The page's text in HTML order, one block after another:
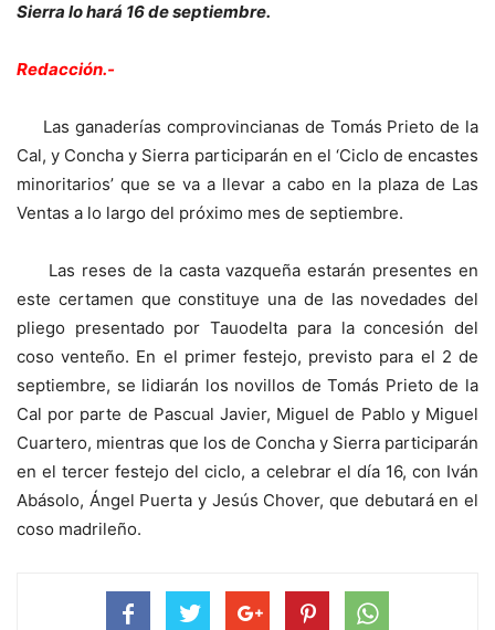
Sierra lo hará 16 de septiembre.
Redacción.-
Las ganaderías comprovincianas de Tomás Prieto de la
Cal, y Concha y Sierra participarán en el ‘Ciclo de encastes
minoritarios’ que se va a llevar a cabo en la plaza de Las
Ventas a lo largo del próximo mes de septiembre.
Las reses de la casta vazqueña estarán presentes en
este certamen que constituye una de las novedades del
pliego presentado por Tauodelta para la concesión del
coso venteño. En el primer festejo, previsto para el 2 de
septiembre, se lidiarán los novillos de Tomás Prieto de la
Cal por parte de Pascual Javier, Miguel de Pablo y Miguel
Cuartero, mientras que los de Concha y Sierra participarán
en el tercer festejo del ciclo, a celebrar el día 16, con Iván
Abásolo, Ángel Puerta y Jesús Chover, que debutará en el
coso madrileño.